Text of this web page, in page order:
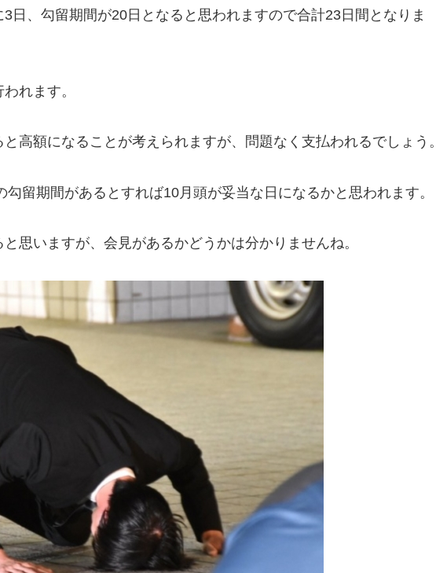
日、勾留期間が20日となると思われますので合計23日間となりま
れます。
高額になることが考えられますが、問題なく支払われるでしょう。
留期間があるとすれば10月頭が妥当な日になるかと思われます。
思いますが、会見があるかどうかは分かりませんね。